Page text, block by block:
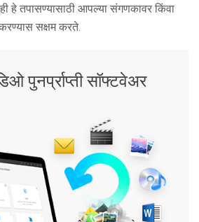
हे तपासण्यासाठी आपल्या संगणकावर किंवा
सक्षम करते.
पुनर्प्राप्ती सॉफ्टवेअर